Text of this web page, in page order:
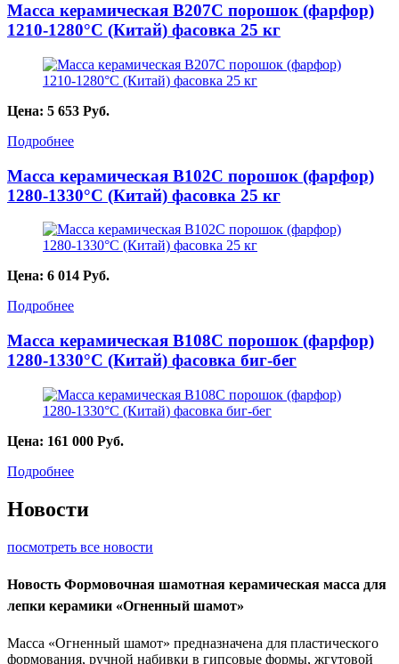
Масса керамическая B207C порошок (фарфор)
1210-1280°С (Китай) фасовка 25 кг
Цена: 5 653 Руб.
Подробнее
Масса керамическая B102C порошок (фарфор)
1280-1330°С (Китай) фасовка 25 кг
Цена: 6 014 Руб.
Подробнее
Масса керамическая B108C порошок (фарфор)
1280-1330°С (Китай) фасовка биг-бег
Цена: 161 000 Руб.
Подробнее
Новости
посмотреть все новости
Новость Формовочная шамотная керамическая масса для
лепки керамики «Огненный шамот»
Масса «Огненный шамот» предназначена для пластического
формования, ручной набивки в гипсовые формы, жгутовой